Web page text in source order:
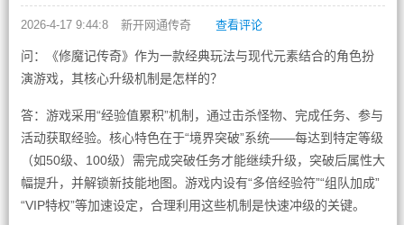
2026-4-17 9:44:8 新开网通传奇 查看评论
问：《修魔记传奇》作为一款经典玩法与现代元素结合的角色扮
演游戏，其核心升级机制是怎样的？
答：游戏采用“经验值累积”机制，通过击杀怪物、完成任务、参与
活动获取经验。核心特色在于“境界突破”系统——每达到特定等级
（如50级、100级）需完成突破任务才能继续升级，突破后属性大
幅提升，并解锁新技能地图。游戏内设有“多倍经验符”“组队加成”
“VIP特权”等加速设定，合理利用这些机制是快速冲级的关键。